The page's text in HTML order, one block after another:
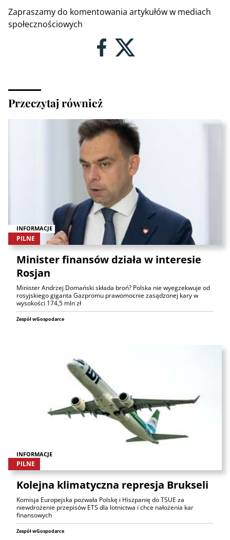
Zapraszamy do komentowania artykułów w mediach
społecznościowych
Przeczytaj również
INFORMACJE
PILNE
Minister finansów działa w interesie
Rosjan
Minister Andrzej Domański składa broń? Polska nie wyegzekwuje od
rosyjskiego giganta Gazpromu prawomocnie zasądzonej kary w
wysokości 174,5 mln zł
Zespół wGospodarce
INFORMACJE
PILNE
Kolejna klimatyczna represja Brukseli
Komisja Europejska pozwała Polskę i Hiszpanię do TSUE za
niewdrożenie przepisów ETS dla lotnictwa i chce nałożenia kar
finansowych
Zespół wGospodarce